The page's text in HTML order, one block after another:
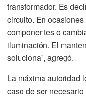
transformador. Es
circuito. En
componentes o
iluminación. El
soluciona”, agregó.
La máxima autoridad
caso de ser